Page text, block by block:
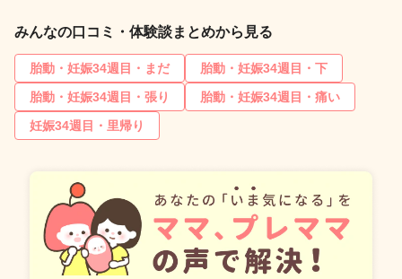
みんなの口コミ・体験談まとめから見る
胎動・妊娠34週目・まだ
胎動・妊娠34週目・下
胎動・妊娠34週目・張り
胎動・妊娠34週目・痛い
妊娠34週目・里帰り